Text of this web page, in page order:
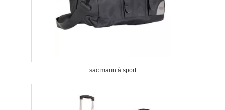
sac marin à sport